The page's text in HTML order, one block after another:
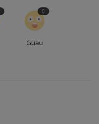
Guau
0